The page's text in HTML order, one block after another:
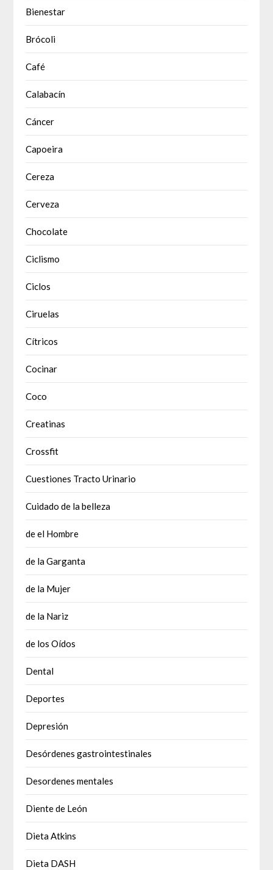
Bienestar
Brócoli
Café
Calabacín
Cáncer
Capoeira
Cereza
Cerveza
Chocolate
Ciclismo
Ciclos
Ciruelas
Cítricos
Cocinar
Coco
Creatinas
Crossfit
Cuestiones Tracto Urinario
Cuidado de la belleza
de el Hombre
de la Garganta
de la Mujer
de la Nariz
de los Oídos
Dental
Deportes
Depresión
Desórdenes gastrointestinales
Desordenes mentales
Diente de León
Dieta Atkins
Dieta DASH